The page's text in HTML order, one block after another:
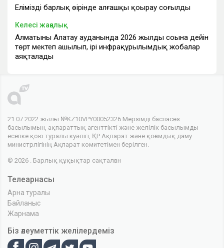
Еліміздің барлық өңірінде алғашқы қоңырау соғылды
Келесі жаңалық
Алматының Алатау ауданында 2026 жылдың соңына дейін
төрт мектеп ашылып, ірі инфрақұрылымдық жобалар
аяқталады
21.07.2022 жылғы №KZ10VPY00052326 Мерзімді баспасөз
басылымын, ақпараттық агенттікті және желілік басылымды
есепке қою туралы куәлігі, ҚР Ақпарат және қоғамдық даму
министрлігінің Ақпарат комитетімен берілген.
© 2026 . Барлық құқықтар сақталған
Телеарнасы
Арна туралы
Байланыс
Жарнама
Біз әлеуметтік желілердеміз